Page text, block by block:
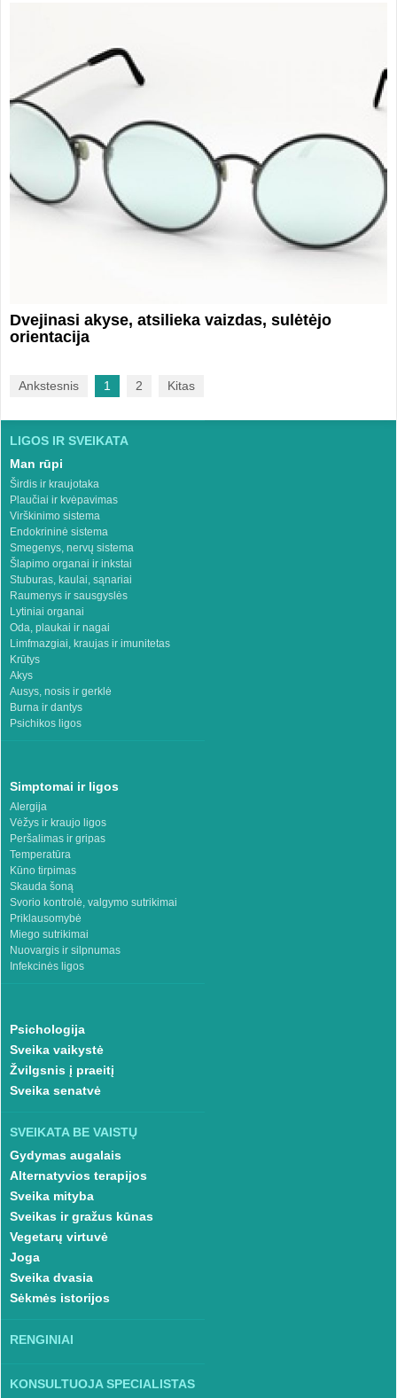
Dvejinasi akyse, atsilieka vaizdas, sulėtėjo
orientacija
Ankstesnis 1 2 Kitas
LIGOS IR SVEIKATA
Man rūpi
Širdis ir kraujotaka
Plaučiai ir kvėpavimas
Virškinimo sistema
Endokrininė sistema
Smegenys, nervų sistema
Šlapimo organai ir inkstai
Stuburas, kaulai, sąnariai
Raumenys ir sausgyslės
Lytiniai organai
Oda, plaukai ir nagai
Limfmazgiai, kraujas ir imunitetas
Krūtys
Akys
Ausys, nosis ir gerklė
Burna ir dantys
Psichikos ligos
Simptomai ir ligos
Alergija
Vėžys ir kraujo ligos
Peršalimas ir gripas
Temperatūra
Kūno tirpimas
Skauda šoną
Svorio kontrolė, valgymo sutrikimai
Priklausomybė
Miego sutrikimai
Nuovargis ir silpnumas
Infekcinės ligos
Psichologija
Sveika vaikystė
Žvilgsnis į praeitį
Sveika senatvė
SVEIKATA BE VAISTŲ
Gydymas augalais
Alternatyvios terapijos
Sveika mityba
Sveikas ir gražus kūnas
Vegetarų virtuvė
Joga
Sveika dvasia
Sėkmės istorijos
RENGINIAI
KONSULTUOJA SPECIALISTAS